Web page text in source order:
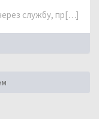
службу, пр[…]